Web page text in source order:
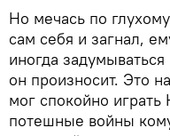
Но мечась по
сам себя и загнал,
иногда
он произносит. Это
мог спокойно
потешные войны